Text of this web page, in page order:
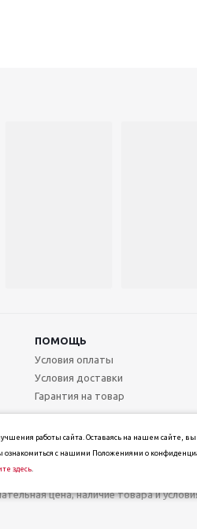
ПОМОЩЬ
Условия оплаты
Условия доставки
Гарантия на товар
характер и не является
цена, наличие товара и
работы сайта. Оставаясь на нашем сайте, вы
ознакомиться с нашими Положениями о
здесь.